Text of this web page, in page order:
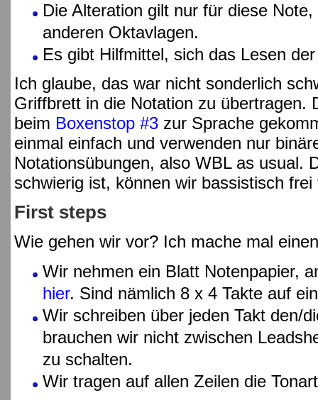
Die Alteration gilt nur für diese
anderen Oktavlagen.
Es gibt Hilfmittel, sich das Lesen
Ich glaube, das war nicht sonderlich
Griffbrett in die Notation zu übertragen.
beim Boxenstop #3 zur Sprache
einmal einfach und verwenden nur
Notationsübungen, also WBL as usual.
schwierig ist, können wir bassistisch
First steps
Wie gehen wir vor? Ich mache mal
Wir nehmen ein Blatt Notenpapier,
hier. Sind nämlich 8 x 4 Takte auf
Wir schreiben über jeden Takt den/
brauchen wir nicht zwischen
zu schalten.
Wir tragen auf allen Zeilen die